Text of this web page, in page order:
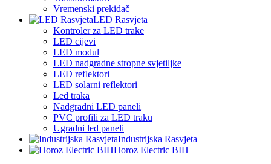
Vremenski prekidač
LED Rasvjeta
Kontroler za LED trake
LED cijevi
LED modul
LED nadgradne stropne svjetiljke
LED reflektori
LED solarni reflektori
Led traka
Nadgradni LED paneli
PVC profili za LED traku
Ugradni led paneli
Industrijska Rasvjeta
Horoz Electric BIH